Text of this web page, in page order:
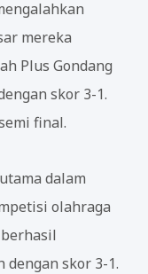
mereka
Plus Gondang
skor 3-1.
final.
dalam
olahraga
dengan skor 3-1.